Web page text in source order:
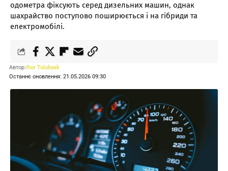
одометра фіксують серед дизельних машин, однак
шахрайство поступово поширюється і на гібриди та
електромобілі.
Останнє оновлення: 21.05.2026 09:30
Автор:Ihor Tolubyak